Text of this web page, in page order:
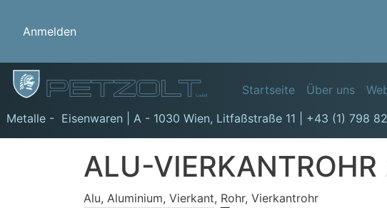
Benutzermenü
Anmelden
GmbH Startseite Über uns
Metalle - Eisenwaren | A - 1030 Wien, Litfaßstraße 11 +43 (1) 798
ALU-
Alu, Aluminium, Vierkant, Rohr, Vierkantrohr